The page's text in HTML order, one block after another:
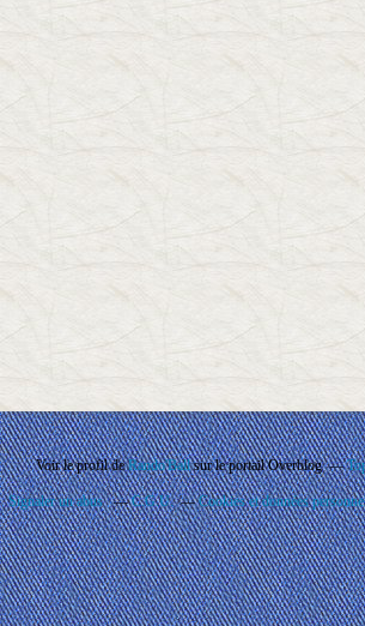
Voir le profil deRando'Ballsur le portail Overblog
Signaler un abus C.G.U. Cookies et données